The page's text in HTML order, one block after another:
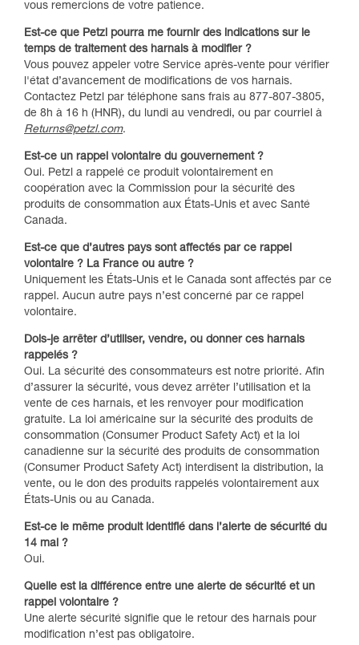
vous remercions de votre patience.
Est-ce que Petzl pourra me fournir des indications sur le
temps de traitement des harnais à modifier ?​
Vous pouvez appeler votre Service après-vente pour vérifier
l'état d’avancement de modifications de vos harnais.
Contactez Petzl par téléphone sans frais au 877-807-3805,
de 8h à 16 h (HNR), du lundi au vendredi, ou par courriel à
Returns@petzl.com.
Est-ce un rappel volontaire du gouvernement ?​
Oui. Petzl a rappelé ce produit volontairement en
coopération avec la Commission pour la sécurité des
produits de consommation aux États-Unis et avec Santé
Canada.
Est-ce que d’autres pays sont affectés par ce rappel
volontaire ? La France ou autre ?
Uniquement les États-Unis et le Canada sont affectés par ce
rappel. Aucun autre pays n’est concerné par ce rappel
volontaire.
Dois-je arrêter d’utiliser, vendre, ou donner ces harnais
rappelés ?​
Oui. La sécurité des consommateurs est notre priorité. Afin
d’assurer la sécurité, vous devez arrêter l’utilisation et la
vente de ces harnais, et les renvoyer pour modification
gratuite. La loi américaine sur la sécurité des produits de
consommation (Consumer Product Safety Act) et la loi
canadienne sur la sécurité des produits de consommation
(Consumer Product Safety Act) interdisent la distribution, la
vente, ou le don des produits rappelés volontairement aux
États-Unis ou au Canada.
Est-ce le même produit identifié dans l’alerte de sécurité du
14 mai ?​
Oui.
Quelle est la différence entre une alerte de sécurité et un
rappel volontaire ?​
Une alerte sécurité signifie que le retour des harnais pour
modification n’est pas obligatoire.